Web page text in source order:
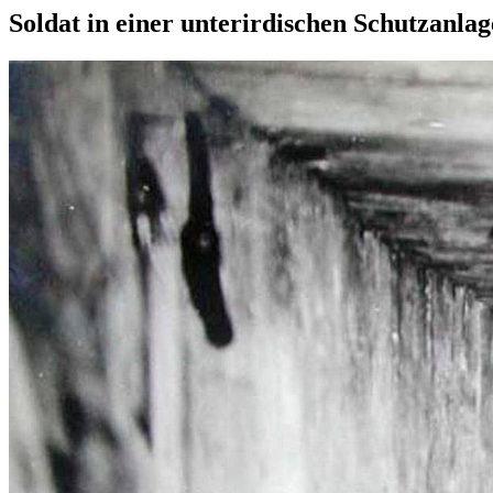
Soldat in einer unterirdischen